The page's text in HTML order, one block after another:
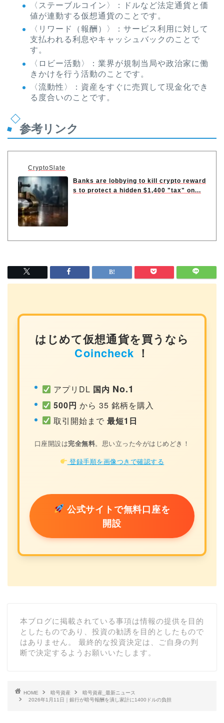
〈ステーブルコイン〉：ドルなど法定通貨と価
値が連動する仮想通貨のことです。
〈リワード（報酬）〉：サービス利用に対して
支払われる利息やキャッシュバックのことで
す。
〈ロビー活動〉：業界が規制当局や政治家に働
きかけを行う活動のことです。
〈流動性〉：資産をすぐに売買して現金化でき
る度合いのことです。
参考リンク
CryptoSlate
Banks are lobbying to kill crypto reward
s to protect a hidden $1,400 "tax" on...
はじめて仮想通貨を買うなら
Coincheck ！
アプリDL 国内 No.1
500円 から 35 銘柄を購入
取引開始まで最短1日
口座開設は完全無料。思い立った今がはじめどき！
登録手順を画像つきで確認する
公式サイトで無料口座を
開設
本ブログに掲載されている事項は情報の提供を目的
としたものであり、投資の勧誘を目的としたもので
はありません。 最終的な投資決定は、ご自身の判
断で決定するようお願いいたします。
HOME 暗号資産
暗号資産_最新ニュース
2026年1月11日｜銀行が暗号報酬を潰し家計に1400ドルの負担